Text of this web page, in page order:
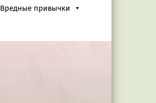
Вредные привычки